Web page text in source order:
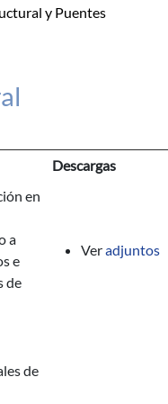
y Puentes
Descargas
en
a
e
de
Veradjuntos
de